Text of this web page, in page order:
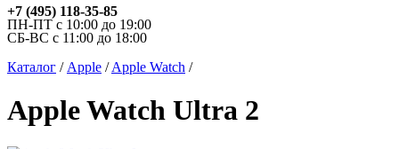
+7 (495) 118-35-85
ПН-ПТ с 10:00 до 19:00
СБ-ВС с 11:00 до 18:00
Каталог / Apple /Apple Watch /
Apple Watch Ultra 2